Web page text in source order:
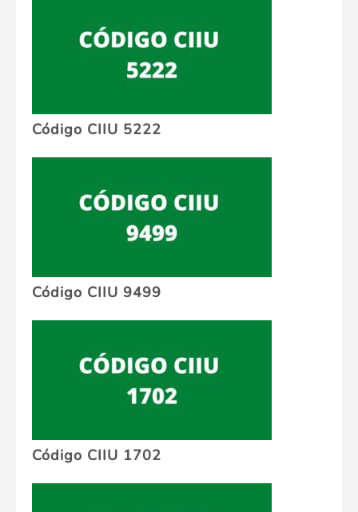
Código CIIU 5222
Código CIIU 9499
Código CIIU 1702